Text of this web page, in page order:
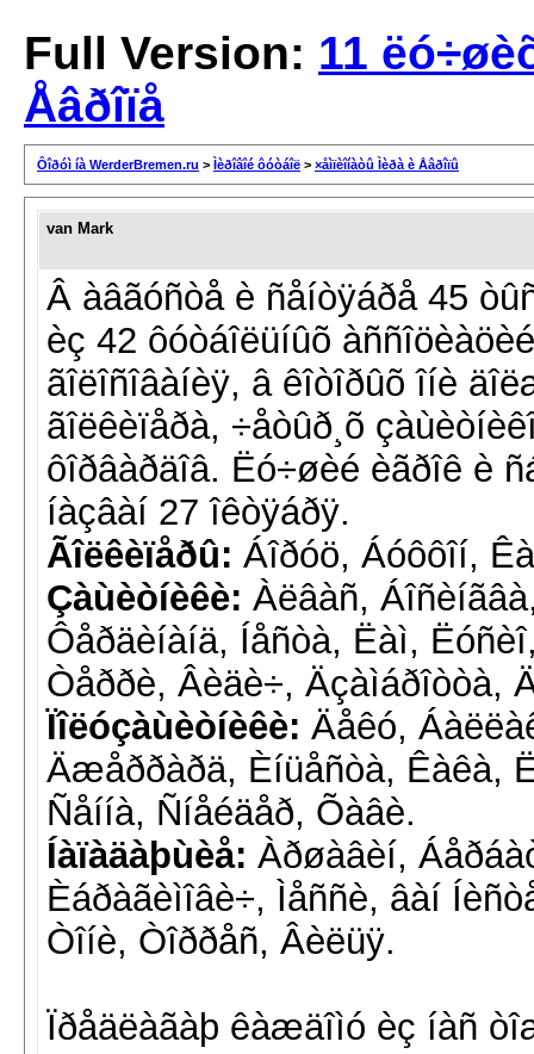
Full Version: 11
Åâðîïå
Ôîðóì íà WerderBremen.ru > Ìèðîâîé ôóòáîë > ×åìïèîíàòû Ìèðà è Åâðîïû
van Mark
Â àâãóñòå è ñåíòÿáðå 45
èç 42 ôóòáîëüíûõ
ãîëîñîâàíèÿ, â êîòîðûõ îíè
ãîëêèïåðà, ÷åòûð¸õ
ôîðâàðäîâ. Ëó÷øèé èãðîê è
íàçâàí 27 îêòÿáðÿ.
Ãîëêèïåðû: Áîðóö, Áóôôîí,
Çàùèòíèêè: Àëâàñ,
Ôåðäèíàíä, Íåñòà, Ëàì,
Òåððè, Âèäè÷, Äçàìáðîòòà,
Ïîëóçàùèòíèêè: Äåêó,
Äæåððàðä, Èíüåñòà, Êàêà,
Ñåííà, Ñíåéäåð, Õàâè.
Íàïàäàþùèå: Àðøàâèí,
Èáðàãèìîâè÷, Ìåññè, âàí
Òîíè, Òîððåñ, Âèëüÿ.
Ïðåäëàãàþ êàæäîìó èç íàñ